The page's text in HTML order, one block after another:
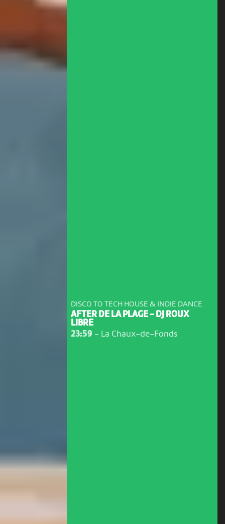
DISCO TO TECH HOUSE & INDIE DANCE
AFTER DE LA PLAGE - DJ ROUX
LIBRE
23:59 - La Chaux-de-Fonds